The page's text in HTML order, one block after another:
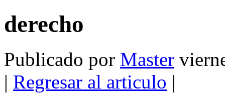
derecho
Publicado por Master
| Regresar al articulo |